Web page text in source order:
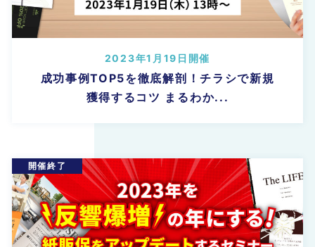
成功事例TOP5を徹底解剖！チラシで新規
獲得するコツ まるわか...
2023年1月19日開催